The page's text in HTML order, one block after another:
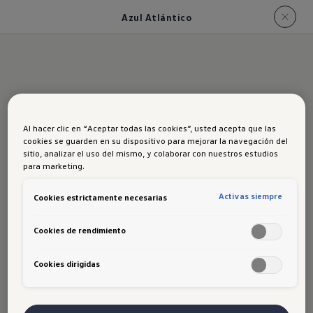
Azul Atlántico
Azul Atlántico
Al ingresar, navegar y hacer uso del Sitio Web, el
Al hacer clic en “Aceptar todas las cookies”, usted acepta que las
cookies se guarden en su dispositivo para mejorar la navegación del
sitio, analizar el uso del mismo, y colaborar con nuestros estudios
para marketing.
Cookies estrictamente necesarias Activas siempre
Cookies de rendimiento
Cookies dirigidas